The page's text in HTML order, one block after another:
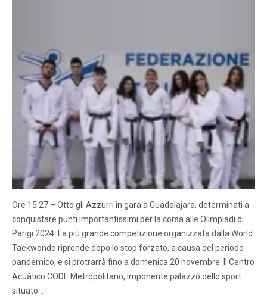
Ore 15.27 – Otto gli Azzurri in gara a Guadalajara, determinati a
conquistare punti importantissimi per la corsa alle Olimpiadi di
Parigi 2024. La più grande competizione organizzata dalla World
Taekwondo riprende dopo lo stop forzato, a causa del periodo
pandemico, e si protrarrà fino a domenica 20 novembre. Il Centro
Acuático CODE Metropolitano, imponente palazzo dello sport
situato…